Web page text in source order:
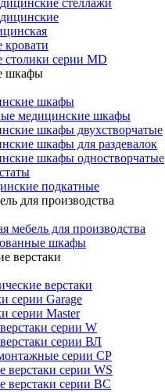
стеллажи
серии MD
шкафы
шкафы
медицинские шкафы
шкафы двухстворчатые
шкафы для раздевалок
шкафы одностворчатые
подкатные
для производства
мебель для производства
шкафы
верстаки
верстаки
серии Garage
серии Master
серии W
серии ВЛ
серии СР
верстаки серии WS
верстаки серии ВС